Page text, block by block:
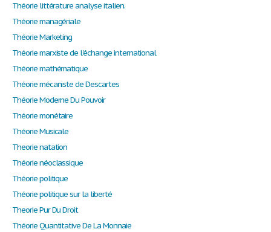
Théorie littérature analyse italien.
Théorie managériale
Théorie Marketing
Théorie marxiste de l'échange international
Théorie mathématique
Théorie mécaniste de Descartes
Théorie Moderne Du Pouvoir
Théorie monétaire
Théorie Musicale
Theorie natation
Théorie néoclassique
Théorie politique
Théorie politique sur la liberté
Theorie Pur Du Droit
Théorie Quantitative De La Monnaie